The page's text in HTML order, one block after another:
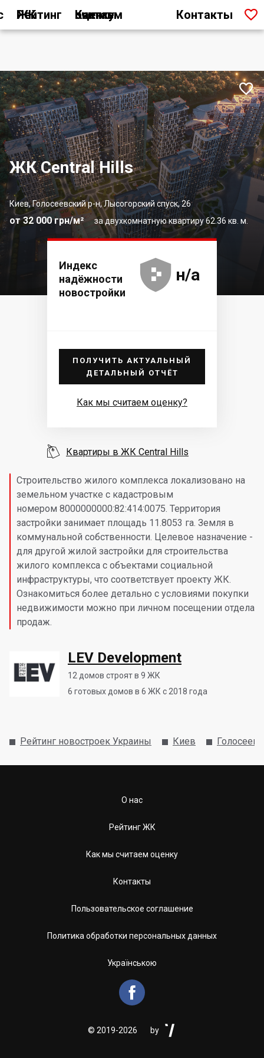
Рейтинг ЖК Как мы считаем оценку Контакты 
ЖК Central Hills
Киев, Голосеевский р-н, Лысогорский спуск, 26
за двухкомнатную квартиру 62.36 кв. м.
от 32 000 грн/м²

Строительство жилого комплекса локализовано на
земельном участке с кадастровым
номером 8000000000:82:414:0075. Территория
застройки занимает площадь 11.8053 га. Земля в
коммунальной собственности. Целевое назначение -
для другой жилой застройки для строительства
жилого комплекса с объектами социальной
инфраструктуры, что соответствует проекту ЖК.
Ознакомиться более детально с условиями покупки
недвижимости можно при личном посещении отдела
продаж.
LEV Development
12 домов строят в 9 ЖК
6 готовых домов в 6 ЖК с 2018 года
Индекс
надёжности
новостройки




 н/а
ПОЛУЧИТЬ АКТУАЛЬНЫЙ
ДЕТАЛЬНЫЙ ОТЧЁТ
Как мы считаем оценку?
 Квартиры в ЖК Central Hills
Рейтинг новостроек Украины Киев
О нас
Рейтинг ЖК
Как мы считаем оценку
Контакты
Пользовательское соглашение
Политика обработки персональных данных
Українською

© 2019-2026 by 